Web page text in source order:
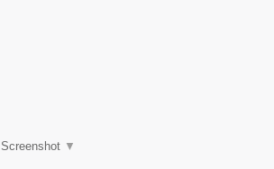
Screenshot ▼